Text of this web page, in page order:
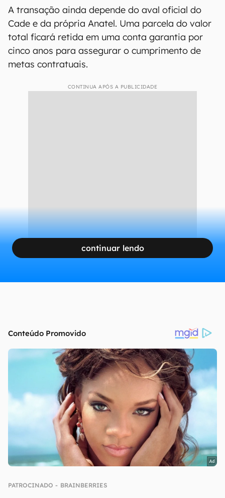
A transação ainda depende do aval oficial do
Cade e da própria Anatel. Uma parcela do valor
total ficará retida em uma conta garantia por
cinco anos para assegurar o cumprimento de
metas contratuais.
CONTINUA APÓS A PUBLICIDADE
continuar lendo